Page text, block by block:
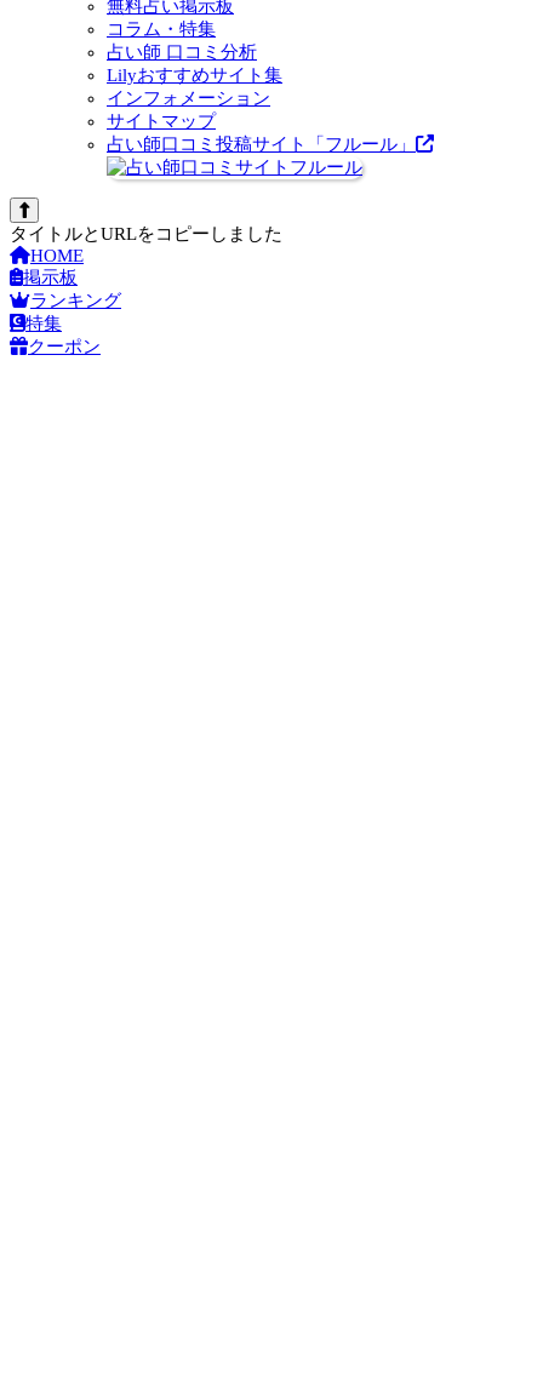
無料占い掲示板
コラム・特集
占い師 口コミ分析
Lilyおすすめサイト集
インフォメーション
サイトマップ
占い師口コミ投稿サイト「フルール」
タイトルとURLをコピーしました
HOME
掲示板
ランキング
特集
クーポン